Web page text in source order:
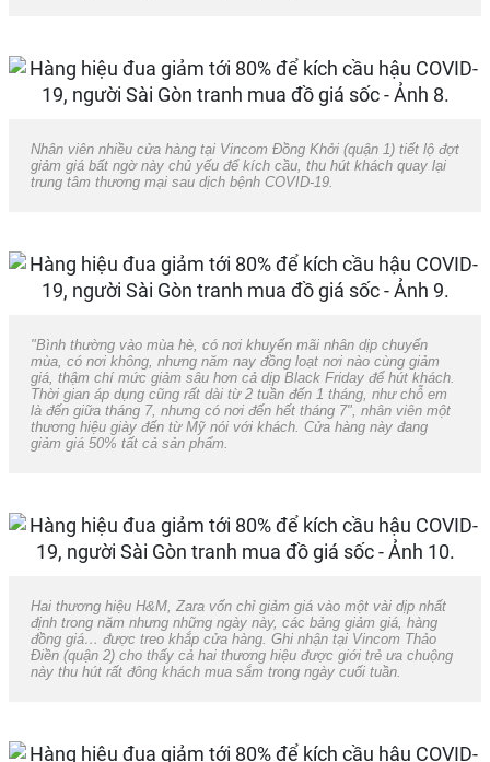
Nhân viên nhiều cửa hàng tại Vincom Đồng Khởi (quận 1) tiết lộ đợt
giảm giá bất ngờ này chủ yếu để kích cầu, thu hút khách quay lại
trung tâm thương mại sau dịch bệnh COVID-19.
"Bình thường vào mùa hè, có nơi khuyến mãi nhân dịp chuyển
mùa, có nơi không, nhưng năm nay đồng loạt nơi nào cùng giảm
giá, thậm chí mức giảm sâu hơn cả dịp Black Friday để hút khách.
Thời gian áp dụng cũng rất dài từ 2 tuần đến 1 tháng, như chỗ em
là đến giữa tháng 7, nhưng có nơi đến hết tháng 7", nhân viên một
thương hiệu giày đến từ Mỹ nói với khách. Cửa hàng này đang
giảm giá 50% tất cả sản phẩm.
Hai thương hiệu H&M, Zara vốn chỉ giảm giá vào một vài dịp nhất
định trong năm nhưng những ngày này, các bảng giảm giá, hàng
đồng giá… được treo khắp cửa hàng. Ghi nhận tại Vincom Thảo
Điền (quận 2) cho thấy cả hai thương hiệu được giới trẻ ưa chuộng
này thu hút rất đông khách mua sắm trong ngày cuối tuần.